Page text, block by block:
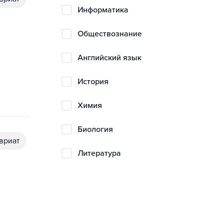
информатика
обществознание
английский язык
история
химия
биология
литература